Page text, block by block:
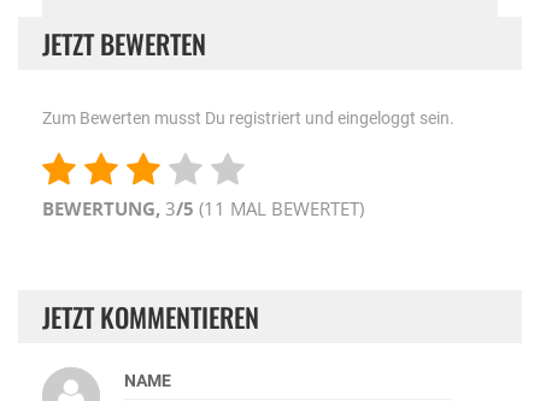
JETZT BEWERTEN
Zum Bewerten musst Du registriert und eingeloggt sein.
BEWERTUNG, 3/5 (11 MAL BEWERTET)
JETZT KOMMENTIEREN
NAME